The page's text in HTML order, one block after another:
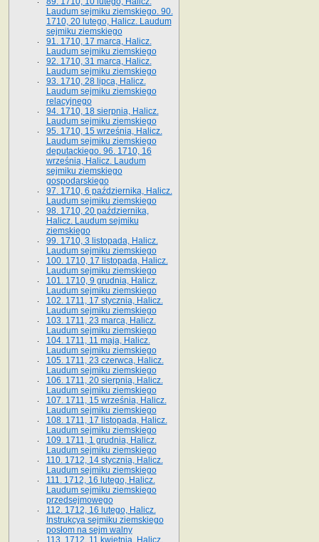
Laudum sejmiku ziemskiego. 90.
1710, 20 lutego, Halicz. Laudum
sejmiku ziemskiego
91. 1710, 17 marca, Halicz.
Laudum sejmiku ziemskiego
92. 1710, 31 marca, Halicz.
Laudum sejmiku ziemskiego
93. 1710, 28 lipca, Halicz.
Laudum sejmiku ziemskiego
relacyjnego
94. 1710, 18 sierpnia, Halicz.
Laudum sejmiku ziemskiego
95. 1710, 15 września, Halicz.
Laudum sejmiku ziemskiego
deputackiego. 96. 1710, 16
września, Halicz. Laudum
sejmiku ziemskiego
gospodarskiego
97. 1710, 6 października, Halicz.
Laudum sejmiku ziemskiego
98. 1710, 20 października,
Halicz. Laudum sejmiku
ziemskiego
99. 1710, 3 listopada, Halicz.
Laudum sejmiku ziemskiego
100. 1710, 17 listopada, Halicz.
Laudum sejmiku ziemskiego
101. 1710, 9 grudnia, Halicz.
Laudum sejmiku ziemskiego
102. 1711, 17 stycznia, Halicz.
Laudum sejmiku ziemskiego
103. 1711, 23 marca, Halicz.
Laudum sejmiku ziemskiego
104. 1711, 11 maja, Halicz.
Laudum sejmiku ziemskiego
105. 1711, 23 czerwca, Halicz.
Laudum sejmiku ziemskiego
106. 1711, 20 sierpnia, Halicz.
Laudum sejmiku ziemskiego
107. 1711, 15 września, Halicz.
Laudum sejmiku ziemskiego
108. 1711, 17 listopada, Halicz.
Laudum sejmiku ziemskiego
109. 1711, 1 grudnia, Halicz.
Laudum sejmiku ziemskiego
110. 1712, 14 stycznia, Halicz.
Laudum sejmiku ziemskiego
111. 1712, 16 lutego, Halicz.
Laudum sejmiku ziemskiego
przedsejmowego
112. 1712, 16 lutego, Halicz.
Instrukcya sejmiku ziemskiego
posłom na sejm walny
113. 1712, 11 kwietnia, Halicz.